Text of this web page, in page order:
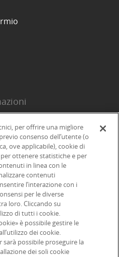
bancario ERSEL - P.IVA
per offrire una migliore
consenso dell’utente (o
ove applicabile), cookie di
ottenere statistiche e per
in linea con le
contenuti
l’interazione con i
per le diverse
loro. Cliccando su
di tutti i cookie.
è possibile gestire le
dei cookie.
possibile proseguire la
dei soli cookie